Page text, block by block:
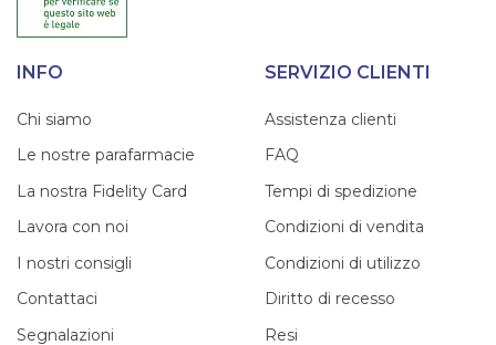
INFO
Chi siamo
Le nostre parafarmacie
La nostra Fidelity Card
Lavora con noi
I nostri consigli
Contattaci
Segnalazioni
SERVIZIO CLIENTI
Assistenza clienti
FAQ
Tempi di spedizione
Condizioni di vendita
Condizioni di utilizzo
Diritto di recesso
Resi